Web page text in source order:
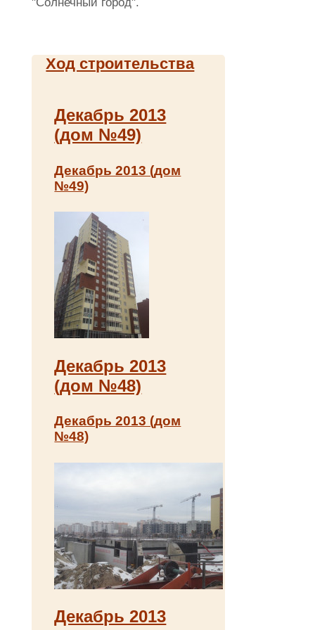
Ход строительства
Декабрь 2013
(дом №49)
Декабрь 2013 (дом
№49)
Декабрь 2013
(дом №48)
Декабрь 2013 (дом
№48)
Декабрь 2013